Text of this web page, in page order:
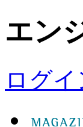
エン
ログイ